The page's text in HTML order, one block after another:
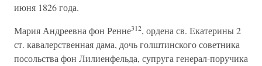
июня 1826 года.
Мария Андреевна фон Ренне312, ордена св. Екатерины 2
ст. кавалерственная дама, дочь голштинского советника
посольства фон Лилиенфельда, супруга генерал-поручика